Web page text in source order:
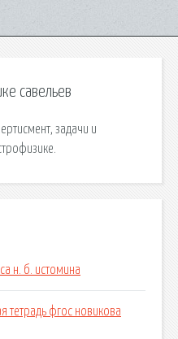
савельев
задачи и
н. б. истомина
тетрадь фгос новикова